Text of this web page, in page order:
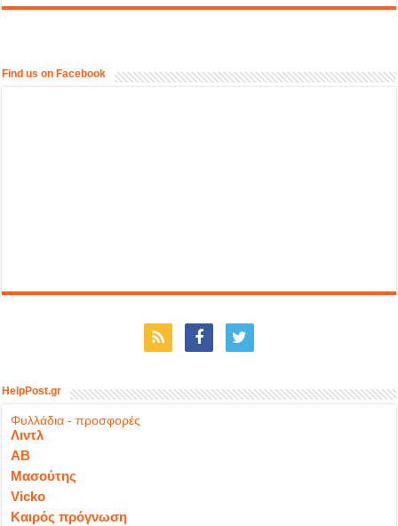
Find us on Facebook
HelpPost.gr
Φυλλάδια - προσφορές
Λιντλ
ΑΒ
Μασούτης
Vicko
Καιρός πρόγνωση